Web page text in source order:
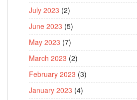
July 2023 (2)
June 2023 (5)
May 2023 (7)
March 2023 (2)
February 2023 (3)
January 2023 (4)